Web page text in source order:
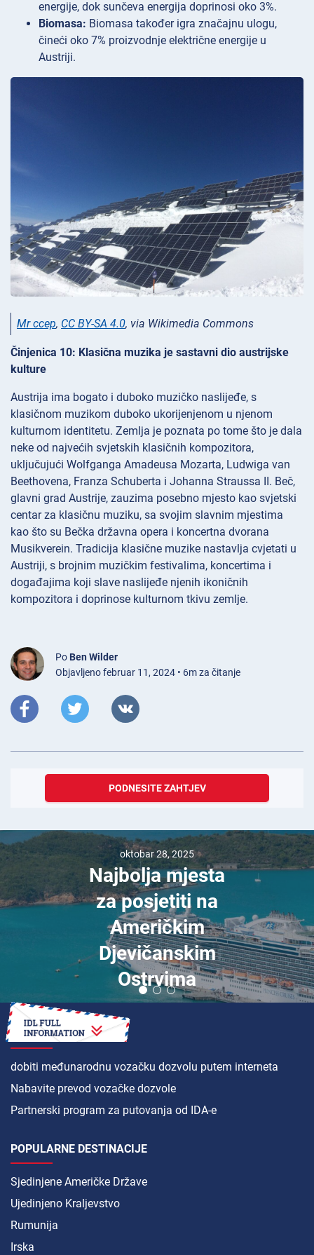
energije, dok sunčeva energija doprinosi oko 3%.
Biomasa: Biomasa također igra značajnu ulogu,
čineći oko 7% proizvodnje električne energije u
Austriji.
Mr ccep, CC BY-SA 4.0, via Wikimedia Commons
Činjenica 10: Klasična muzika je sastavni dio austrijske
kulture
Austrija ima bogato i duboko muzičko naslijeđe, s
klasičnom muzikom duboko ukorijenjenom u njenom
kulturnom identitetu. Zemlja je poznata po tome što je dala
neke od najvećih svjetskih klasičnih kompozitora,
uključujući Wolfganga Amadeusa Mozarta, Ludwiga van
Beethovena, Franza Schuberta i Johanna Straussa II. Beč,
glavni grad Austrije, zauzima posebno mjesto kao svjetski
centar za klasičnu muziku, sa svojim slavnim mjestima
kao što su Bečka državna opera i koncertna dvorana
Musikverein. Tradicija klasične muzike nastavlja cvjetati u
Austriji, s brojnim muzičkim festivalima, koncertima i
događajima koji slave naslijeđe njenih ikoničnih
kompozitora i doprinose kulturnom tkivu zemlje.
Po Ben Wilder
Objavljeno februar 11, 2024 • 6m za čitanje
PODNESITE ZAHTJEV
oktobar 28, 2025
Najbolja mjesta
za posjetiti na
Američkim
Djevičanskim
Ostrvima
KAKO
dobiti međunarodnu vozačku dozvolu putem interneta
Nabavite prevod vozačke dozvole
Partnerski program za putovanja od IDA-e
POPULARNE DESTINACIJE
Sjedinjene Američke Države
Ujedinjeno Kraljevstvo
Rumunija
Irska